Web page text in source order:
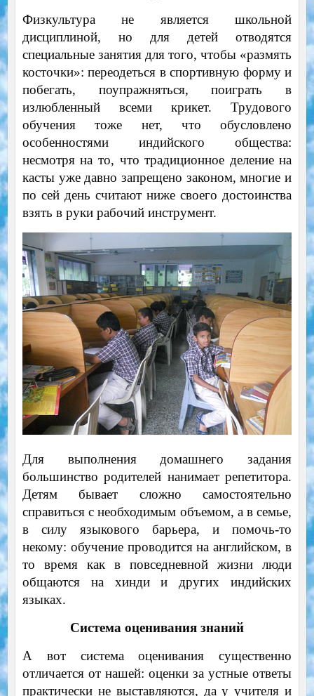
Физкультура не является школьной
дисциплиной, но для детей отводятся
специальные занятия для того, чтобы «размять
косточки»: переодеться в спортивную форму и
побегать, поупражняться, поиграть в
излюбленный всеми крикет. Трудового
обучения тоже нет, что обусловлено
особенностями индийского общества:
несмотря на то, что традиционное деление на
касты уже давно запрещено законом, многие и
по сей день считают ниже своего достоинства
взять в руки рабочий инструмент.
Для выполнения домашнего задания
большинство родителей нанимает репетитора.
Детям бывает сложно самостоятельно
справиться с необходимым объемом, а в семье,
в силу языкового барьера, и помочь-то
некому: обучение проводится на английском, в
то время как в повседневной жизни люди
общаются на хинди и других индийских
языках.
Система оценивания знаний
А вот система оценивания существенно
отличается от нашей: оценки за устные ответы
практически не выставляются, да у учителя и